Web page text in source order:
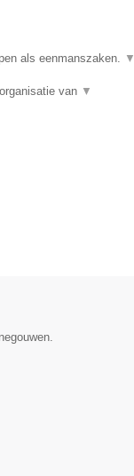
als eenmanszaken. ▼
van ▼